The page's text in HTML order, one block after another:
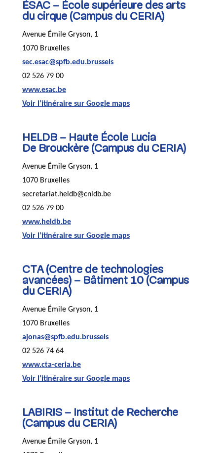
ÉSAC – École supérieure des arts
du cirque (Campus du CERIA)
Avenue Émile Gryson, 1
1070 Bruxelles
sec.esac@spfb.edu.brussels
02 526 79 00
www.esac.be
Voir l’itinéraire sur Google maps
HELDB – Haute École Lucia
De Brouckère (Campus du CERIA)
Avenue Émile Gryson, 1
1070 Bruxelles
secretariat.heldb@cnldb.be
02 526 79 00
www.heldb.be
Voir l’itinéraire sur Google maps
CTA (Centre de technologies
avancées) – Bâtiment 10 (Campus
du CERIA)
Avenue Émile Gryson, 1
1070 Bruxelles
ajonas@spfb.edu.brussels
02 526 74 64
www.cta-ceria.be
Voir l’itinéraire sur Google maps
LABIRIS – Institut de Recherche
(Campus du CERIA)
Avenue Émile Gryson, 1